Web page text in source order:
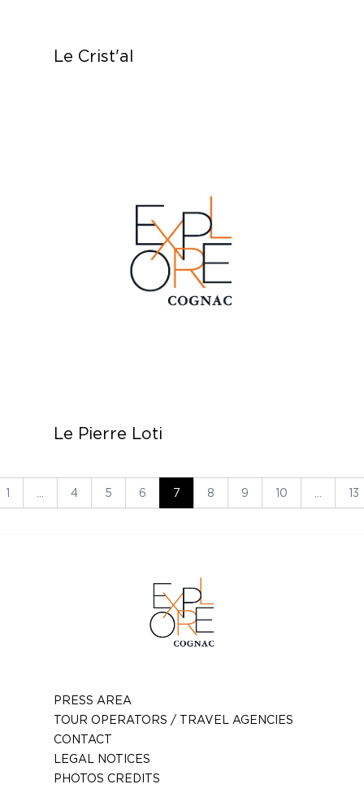
Le Crist'al
Le Pierre Loti
1 4 5 6 7 8 9 10 13
PRESS AREA
TOUR OPERATORS / TRAVEL AGENCIES
CONTACT
LEGAL NOTICES
PHOTOS CREDITS